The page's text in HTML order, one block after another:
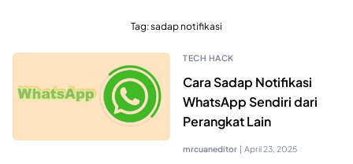
Tag:sadap notifikasi
TECH HACK
Cara Sadap Notifikasi
WhatsApp Sendiri dari
Perangkat Lain
mrcuaneditor | April 23, 2025